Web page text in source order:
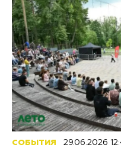
СОБЫТИЯ 29.06.2026